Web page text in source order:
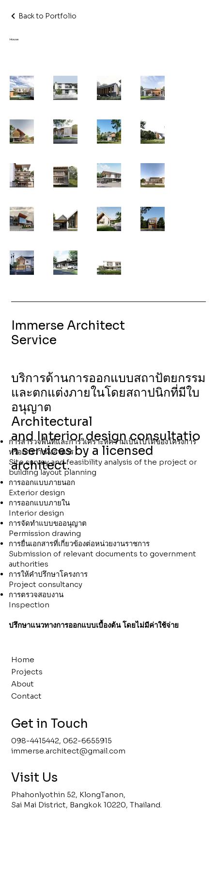
Back to Portfolio
House
Immerse Architect
Service
บริการด้านการออกแบบสถาปัตยกรรม
และตกแต่งภายในโดยสถาปนิกที่มีใบ
อนุญาต
Architectural
and Interior design consultatio
n services by a licensed
architect.
การสำรวจพื้นที่และการวิเคราะห์ความเป็นไปได้ของโครงการ
หรือการวางผังอาคาร
Site survey and feasibility analysis of the project or
building layout planning
การออกแบบภายนอก
Exterior design
การออกแบบภายใน
Interior design
การจัดทำแบบขออนุญาต
Permission drawing
การยื่นเอกสารที่เกี่ยวข้องต่อหน่วยงานราชการ
Submission of relevant documents to government
authorities
การให้คำปรึกษาโครงการ
Project consultancy
การตรวจสอบงาน
Inspection
ปรึกษาแนวทางการออกแบบเบื้องต้น โดยไม่มีค่าใช้จ่าย
Home
Projects
About
Contact
Get in Touch
098-4415442, 062-6655915
immerse.architect@gmail.com
Visit Us
Phahonlyothin 52, KlongTanon,
Sai Mai District, Bangkok 10220, Thailand.